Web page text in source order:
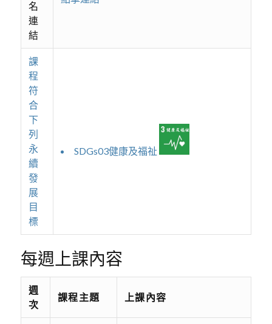
名
連
結
課
程
符
合
下
列
永
續
發
展
目
標
SDGs03健康及福祉
每週上課內容
週
次
課程主題 上課內容